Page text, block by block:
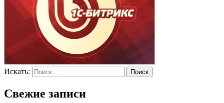
Искать: Поиск
Свежие записи